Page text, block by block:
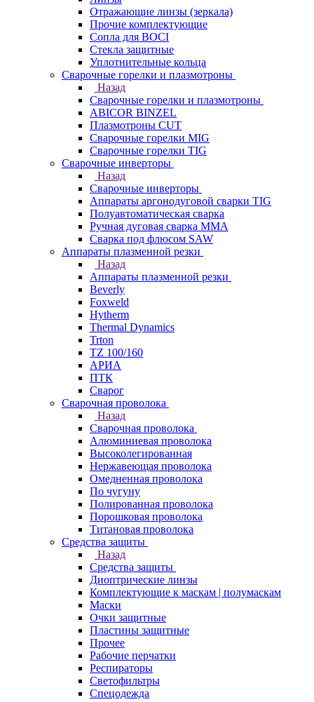
Отражающие линзы (зеркала)
Прочие комплектующие
Сопла для BOCI
Стекла защитные
Уплотнительные кольца
Сварочные горелки и плазмотроны
Назад
Сварочные горелки и плазмотроны
ABICOR BINZEL
Плазмотроны CUT
Сварочные горелки MIG
Сварочные горелки TIG
Сварочные инверторы
Назад
Сварочные инверторы
Аппараты аргонодуговой сварки TIG
Полуавтоматическая сварка
Ручная дуговая сварка MMA
Сварка под флюсом SAW
Аппараты плазменной резки
Назад
Аппараты плазменной резки
Beverly
Foxweld
Hytherm
Thermal Dynamics
Trton
TZ 100/160
АРИА
ПТК
Сварог
Сварочная проволока
Назад
Сварочная проволока
Алюминиевая проволока
Высоколегированная
Нержавеющая проволока
Омедненная проволока
По чугуну
Полированная проволока
Порошковая проволока
Титановая проволока
Средства защиты
Назад
Средства защиты
Диоптрические линзы
Комплектующие к маскам | полумаскам
Маски
Очки защитные
Пластины защитные
Прочее
Рабочие перчатки
Респираторы
Светофильтры
Спецодежда